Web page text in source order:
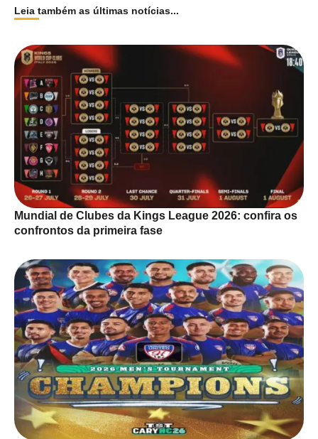
Leia também as últimas notícias...
Mundial de Clubes da Kings League 2026: confira os
confrontos da primeira fase